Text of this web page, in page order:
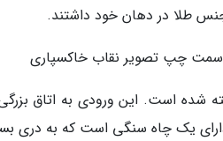
طلا در دهان خود داشتند.
چپ تصویر نقاب خاکسپاری
شده است. این ورودی به اتاق
یک چاه سنگی است که به دری